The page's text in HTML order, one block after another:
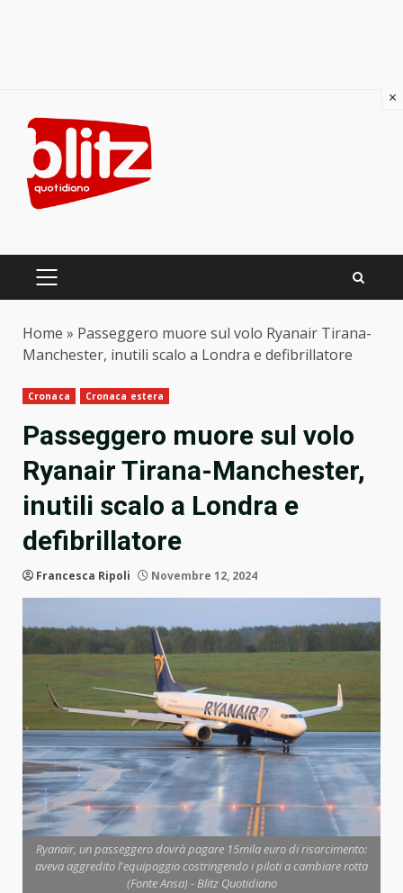
content
PRIMARY
Home » Passeggero muore sul volo Ryanair Tirana-
Manchester, inutili scalo a Londra e defibrillatore
Cronaca Cronaca estera
Passeggero muore sul volo
Ryanair Tirana-Manchester,
inutili scalo a Londra e
defibrillatore
Francesca Ripoli Novembre 12, 2024
Ryanair, un passeggero dovrà pagare 15mila euro di risarcimento:
aveva aggredito l'equipaggio costringendo i piloti a cambiare rotta
(Fonte Ansa) - Blitz Quotidiano
×